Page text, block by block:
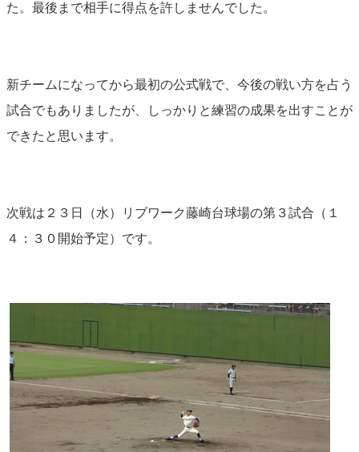
た。最後まで相手に得点を許しませんでした。
新チームになってから最初の公式戦で、今後の戦い方を占う
試合でもありましたが、しっかりと練習の成果を出すことが
できたと思います。
次戦は２３日（水）リブワーク藤崎台球場の第３試合（１
４：３０開始予定）です。